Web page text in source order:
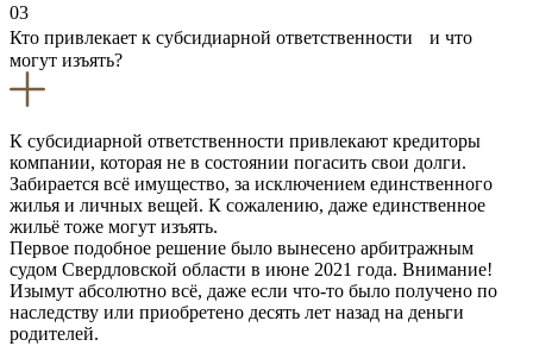
03
Кто привлекает к субсидиарной ответственности и что
могут изъять?
К субсидиарной ответственности привлекают кредиторы
компании, которая не в состоянии погасить свои долги.
Забирается всё имущество, за исключением единственного
жилья и личных вещей. К сожалению, даже единственное
жильё тоже могут изъять.
Первое подобное решение было вынесено арбитражным
судом Свердловской области в июне 2021 года. Внимание!
Изымут абсолютно всё, даже если что-то было получено по
наследству или приобретено десять лет назад на деньги
родителей.